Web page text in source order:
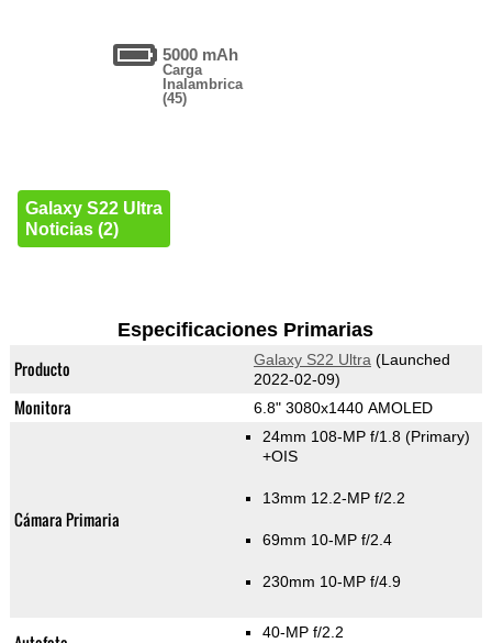
5000 mAh
Carga
Inalambrica
(45)
Galaxy S22 Ultra
Noticias (2)
Especificaciones Primarias
Producto Galaxy S22 Ultra (Launched
2022-02-09)
Monitora 6.8" 3080x1440 AMOLED
Cámara Primaria
24mm 108-MP f/1.8(Primary)
+OIS
13mm 12.2-MP f/2.2
69mm 10-MP f/2.4
230mm 10-MP f/4.9
40-MP f/2.2